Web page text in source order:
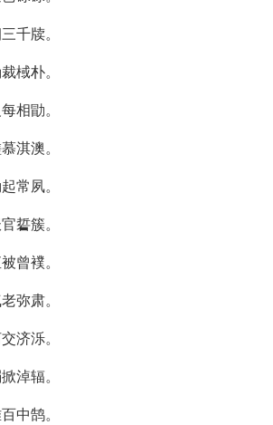
千牍。
棫朴。
相勖。
淇澳。
常夙。
硩簇。
曾襆。
弥肃。
济泺。
淖辐。
中鹄。